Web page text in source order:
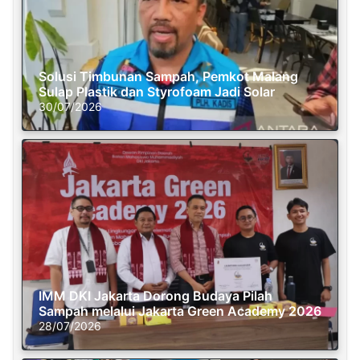
Solusi Timbunan Sampah, Pemkot Malang
Sulap Plastik dan Styrofoam Jadi Solar
30/07/2026
IMM DKI Jakarta Dorong Budaya Pilah
Sampah melalui Jakarta Green Academy 2026
28/07/2026